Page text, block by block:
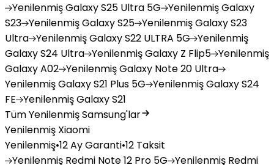
YenilenmişGalaxy S25 Ultra 5G YenilenmişGalaxy
S23 YenilenmişGalaxy S25 YenilenmişGalaxy S23
Ultra YenilenmişGalaxy S22 ULTRA 5G Yenilenmiş
Galaxy S24 Ultra YenilenmişGalaxy Z Flip5 Yenilenmiş
Galaxy A02 YenilenmişGalaxy Note 20 Ultra
YenilenmişGalaxy S21 Plus 5G YenilenmişGalaxy S24
FE YenilenmişGalaxy S21
Tüm Yenilenmiş Samsung'lar
Yenilenmiş Xiaomi
Yenilenmiş•12 Ay Garanti•12 Taksit
Yenilenmiş Redmi Note 12 Pro 5G Yenilenmiş Redmi